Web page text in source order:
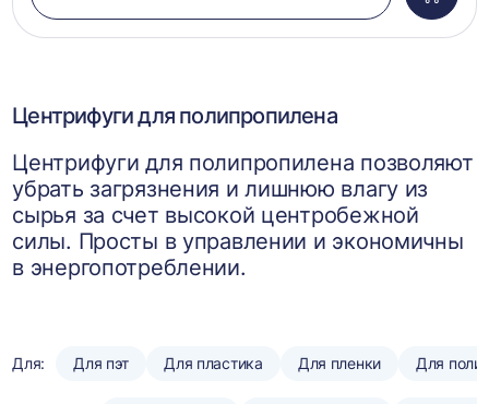
в
Центрифуги для полипропилена
Центрифуги для полипропилена позволяют
убрать загрязнения и лишнюю влагу из
сырья за счет высокой центробежной
силы. Просты в управлении и экономичны
в энергопотреблении.
Для: Для пэт Для пластика Для пленки Для